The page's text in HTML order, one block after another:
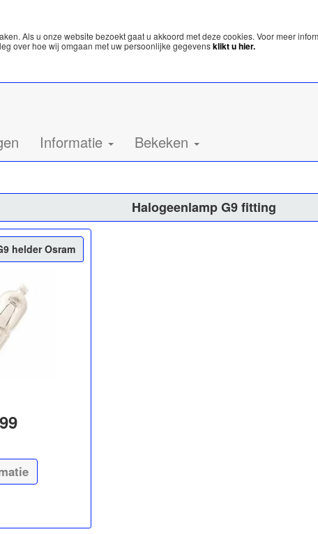
Als u onze website bezoekt gaat u akkoord met deze cookies. Voor meer
over hoe wij omgaan met uw persoonlijke gegevensklikt u hier.
Informatie Bekeken
Halogeenlamp G9 fitting
helder Osram